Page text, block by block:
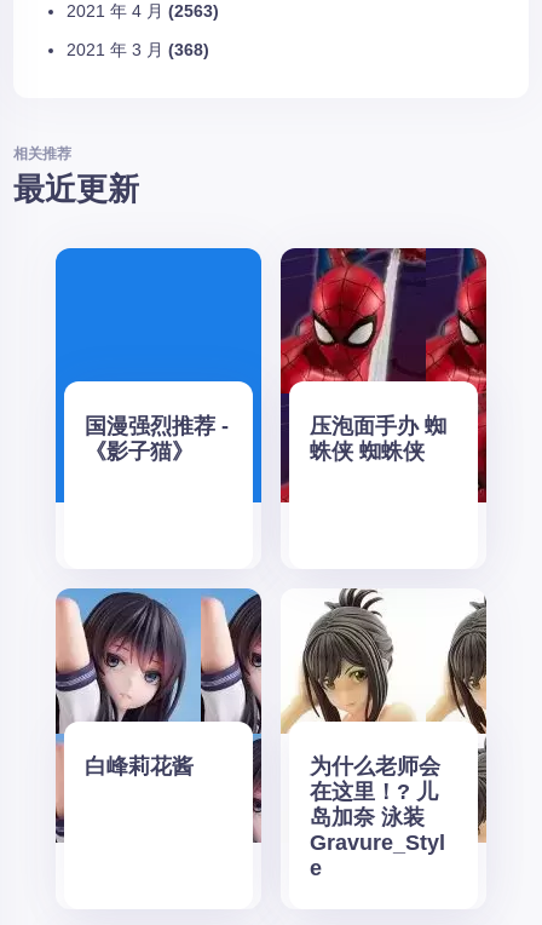
2021 年 4 月 (2563)
2021 年 3 月 (368)
相关推荐
最近更新
国漫强烈推荐 -
《影子猫》
压泡面手办 蜘
蛛侠 蜘蛛侠
白峰莉花酱
为什么老师会
在这里！? 儿
岛加奈 泳装
Gravure_Styl
e